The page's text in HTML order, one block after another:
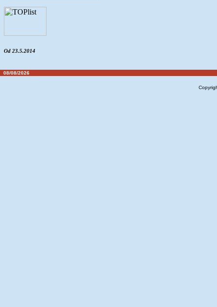
Od 23.5.2014
08/08/2026